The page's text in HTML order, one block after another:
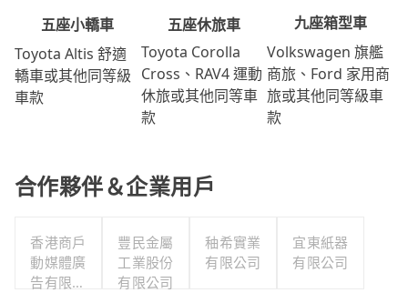
五座小轎車
Toyota Altis 舒適
轎車或其他同等級
車款
五座休旅車
Toyota Corolla
Cross、RAV4 運動
休旅或其他同等車
款
九座箱型車
Volkswagen 旗艦
商旅、Ford 家用商
旅或其他同等級車
款
合作夥伴＆企業用戶
香港商戶
動媒體廣
告有限公
豐民金屬
工業股份
有限公司
秞希實業
有限公司
宜東紙器
有限公司